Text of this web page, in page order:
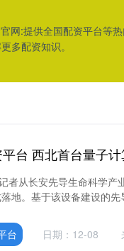
网:提供全国配资平台等
多配资知识。
台 西北首台量子
者从长安先导生命科学
地。基于该设备建设的
台 日期：12-08